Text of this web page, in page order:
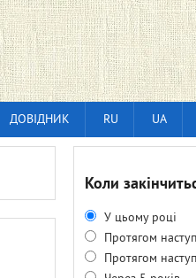
ДОВІДНИК RU UA
Коли
У цьому році
Протягом
Протягом